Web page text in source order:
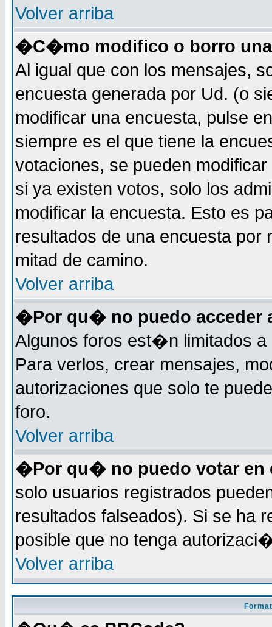
Volver arriba
�C�mo modifico o borro
Al igual que con los mensajes,
encuesta generada por Ud. (o
modificar una encuesta, pulse
siempre es el que tiene la
votaciones, se pueden
si ya existen votos, solo los
modificar la encuesta. Esto es
resultados de una encuesta
mitad de camino.
Volver arriba
�Por qu� no puedo acceder
Algunos foros est�n limitados
Para verlos, crear mensajes,
autorizaciones que solo te
foro.
Volver arriba
�Por qu� no puedo votar en
solo usuarios registrados
resultados falseados). Si se ha
posible que no tenga
Volver arriba